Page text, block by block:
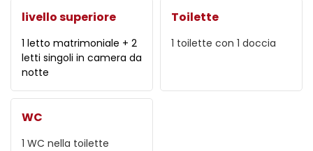
livello superiore
1 letto matrimoniale + 2
letti singoli in camera da
notte
Toilette
1 toilette con 1 doccia
WC
1 WC nella toilette